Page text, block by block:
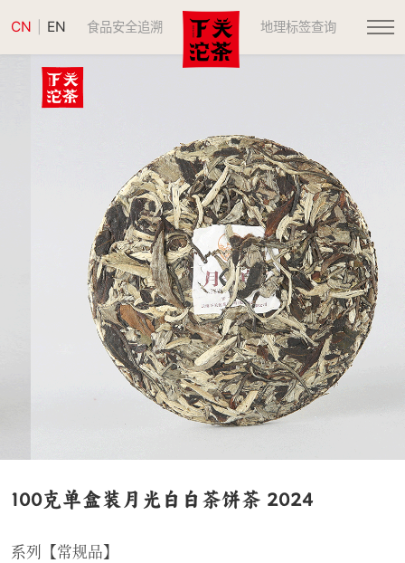
CN EN 食品安全追溯 地理标签查询
100克单盒装月光白白茶饼茶 2024
系列【常规品】